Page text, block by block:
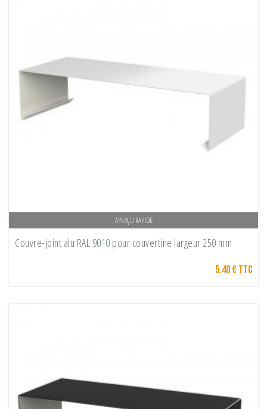
APERÇU RAPIDE
Couvre-joint alu RAL 9010 pour couvertine largeur 250 mm
5.40 € TTC